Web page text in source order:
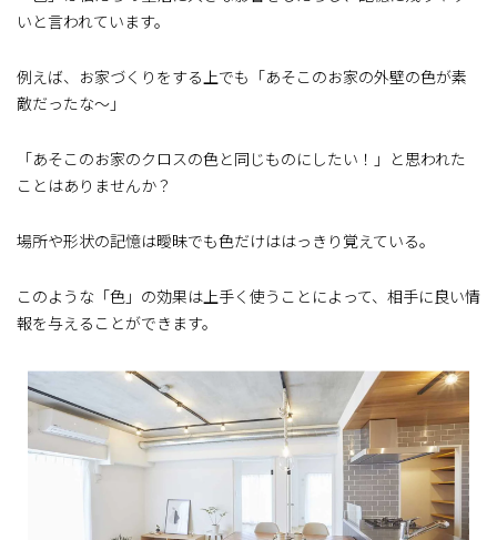
いと言われています。
例えば、お家づくりをする上でも「あそこのお家の外壁の色が素
敵だったな～」
「あそこのお家のクロスの色と同じものにしたい！」と思われた
ことはありませんか？
場所や形状の記憶は曖昧でも色だけははっきり覚えている。
このような「色」の効果は上手く使うことによって、相手に良い情
報を与えることができます。